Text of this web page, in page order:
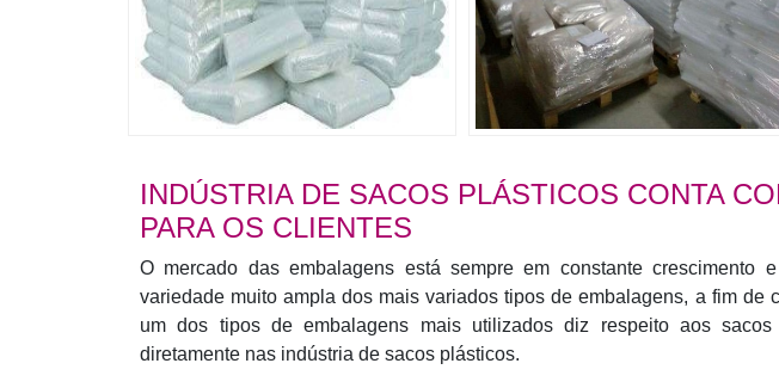
INDÚSTRIA DE SACOS PLÁSTICOS CONTA
PARA OS CLIENTES
O mercado das embalagens está sempre em constante crescimento
variedade muito ampla dos mais variados tipos de embalagens, a fim de
um dos tipos de embalagens mais utilizados diz respeito aos
diretamente nas indústria de sacos plásticos.